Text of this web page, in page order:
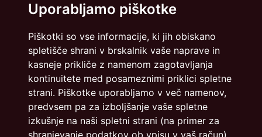
Uporabljamo piškotke
Piškotki so vse informacije, ki jih obiskano
spletišče shrani v brskalnik vaše naprave in
kasneje prikliče z namenom zagotavljanja
kontinuitete med posameznimi priklici spletne
strani. Piškotke uporabljamo v več namenov,
predvsem pa za izboljšanje vaše spletne
izkušnje na naši spletni strani (na primer za
shranjevanje podatkov ob vpisu v vaš račun).
Politika zasebnosti Piškotki
info@dmslo.si
Društvo za marketing Slovenije - DMS | Dimičeva ulica 13 |
1000 Ljubljana